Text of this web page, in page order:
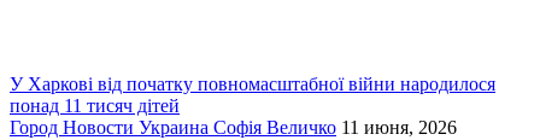
У Харкові від початку повномасштабної війни народилося
понад 11 тисяч дітей
Город Новости Украина Софія Величко 11 июня, 2026